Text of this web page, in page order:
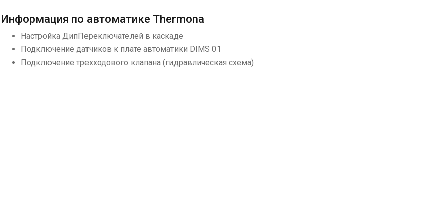
Информация по автоматике Thermona
Настройка ДипПереключателей в каскаде
Подключение датчиков к плате автоматики DIMS 01
Подключение трехходового клапана (гидравлическая схема)